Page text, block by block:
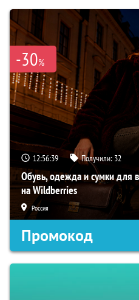
-30%
12:56:38 Получили: 32
Обувь, одежда и сумки для
на Wildberries
Россия
Промокод